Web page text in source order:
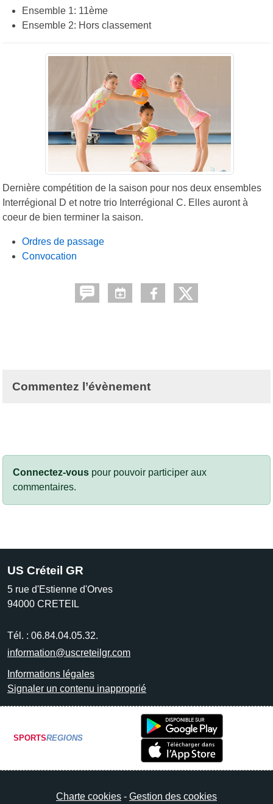
Ensemble 1: 11ème
Ensemble 2: Hors classement
Dernière compétition de la saison pour nos deux ensembles
Interrégional D et notre trio Interrégional C. Elles auront à
coeur de bien terminer la saison.
Ordres de passage
Convocation
Commentez l’évènement
Connectez-vous pour pouvoir participer aux
commentaires.
US Créteil GR
5 rue d'Estienne d'Orves
94000 CRETEIL
Tél. : 06.84.04.05.32.
information@uscreteilgr.com
Informations légales
Signaler un contenu inapproprié
SPORTSREGIONS
Charte cookies Gestion des cookies